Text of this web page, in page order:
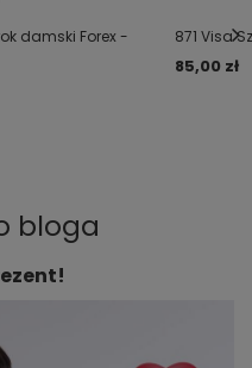
cm, L- 56 cm, XL-
58,5 cm
damski Forex -
871 Visa
85,00 zł
bloga